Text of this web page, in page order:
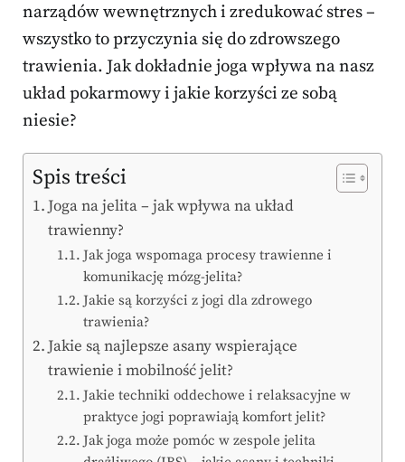
narządów wewnętrznych i zredukować stres –
wszystko to przyczynia się do zdrowszego
trawienia. Jak dokładnie joga wpływa na nasz
układ pokarmowy i jakie korzyści ze sobą
niesie?
Spis treści
Joga na jelita – jak wpływa na układ
trawienny?
Jak joga wspomaga procesy trawienne i
komunikację mózg-jelita?
Jakie są korzyści z jogi dla zdrowego
trawienia?
Jakie są najlepsze asany wspierające
trawienie i mobilność jelit?
Jakie techniki oddechowe i relaksacyjne w
praktyce jogi poprawiają komfort jelit?
Jak joga może pomóc w zespole jelita